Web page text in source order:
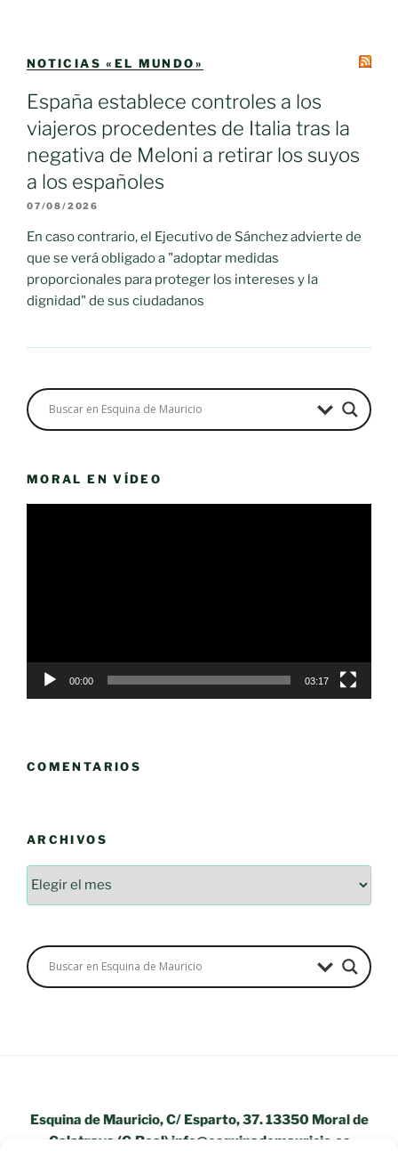
NOTICIAS «EL MUNDO»
España establece controles a los
viajeros procedentes de Italia tras la
negativa de Meloni a retirar los suyos
a los españoles
07/08/2026
En caso contrario, el Ejecutivo de Sánchez advierte de
que se verá obligado a "adoptar medidas
proporcionales para proteger los intereses y la
dignidad" de sus ciudadanos
MORAL EN VÍDEO
00:00 03:17
COMENTARIOS
ARCHIVOS
Archivos
Esquina de Mauricio, C/ Esparto, 37. 13350 Moral de
Calatrava (C.Real) info@esquinademauricio.es